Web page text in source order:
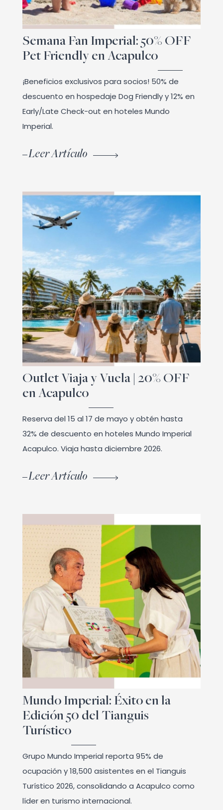
Semana Fan Imperial: 50% OFF
Pet Friendly en Acapulco
¡Beneficios exclusivos para socios! 50% de
descuento en hospedaje Dog Friendly y 12% en
Early/Late Check-out en hoteles Mundo
Imperial.
Leer Artículo
Outlet Viaja y Vuela | 20% OFF
en Acapulco
Reserva del 15 al 17 de mayo y obtén hasta
32% de descuento en hoteles Mundo Imperial
Acapulco. Viaja hasta diciembre 2026.
Leer Artículo
Mundo Imperial: Éxito en la
Edición 50 del Tianguis
Turístico
Grupo Mundo Imperial reporta 95% de
ocupación y 18,500 asistentes en el Tianguis
Turístico 2026, consolidando a Acapulco como
líder en turismo internacional.